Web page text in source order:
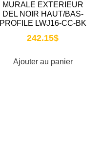
MURALE EXTERIEUR
DEL NOIR HAUT/BAS-
PROFILE LWJ16-CC-BK
242.15$
Ajouter au panier